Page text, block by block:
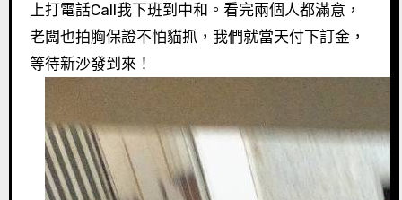
上打電話Call我下班到中和。看完兩個人都滿意，
老闆也拍胸保證不怕貓抓，我們就當天付下訂金，
等待新沙發到來！